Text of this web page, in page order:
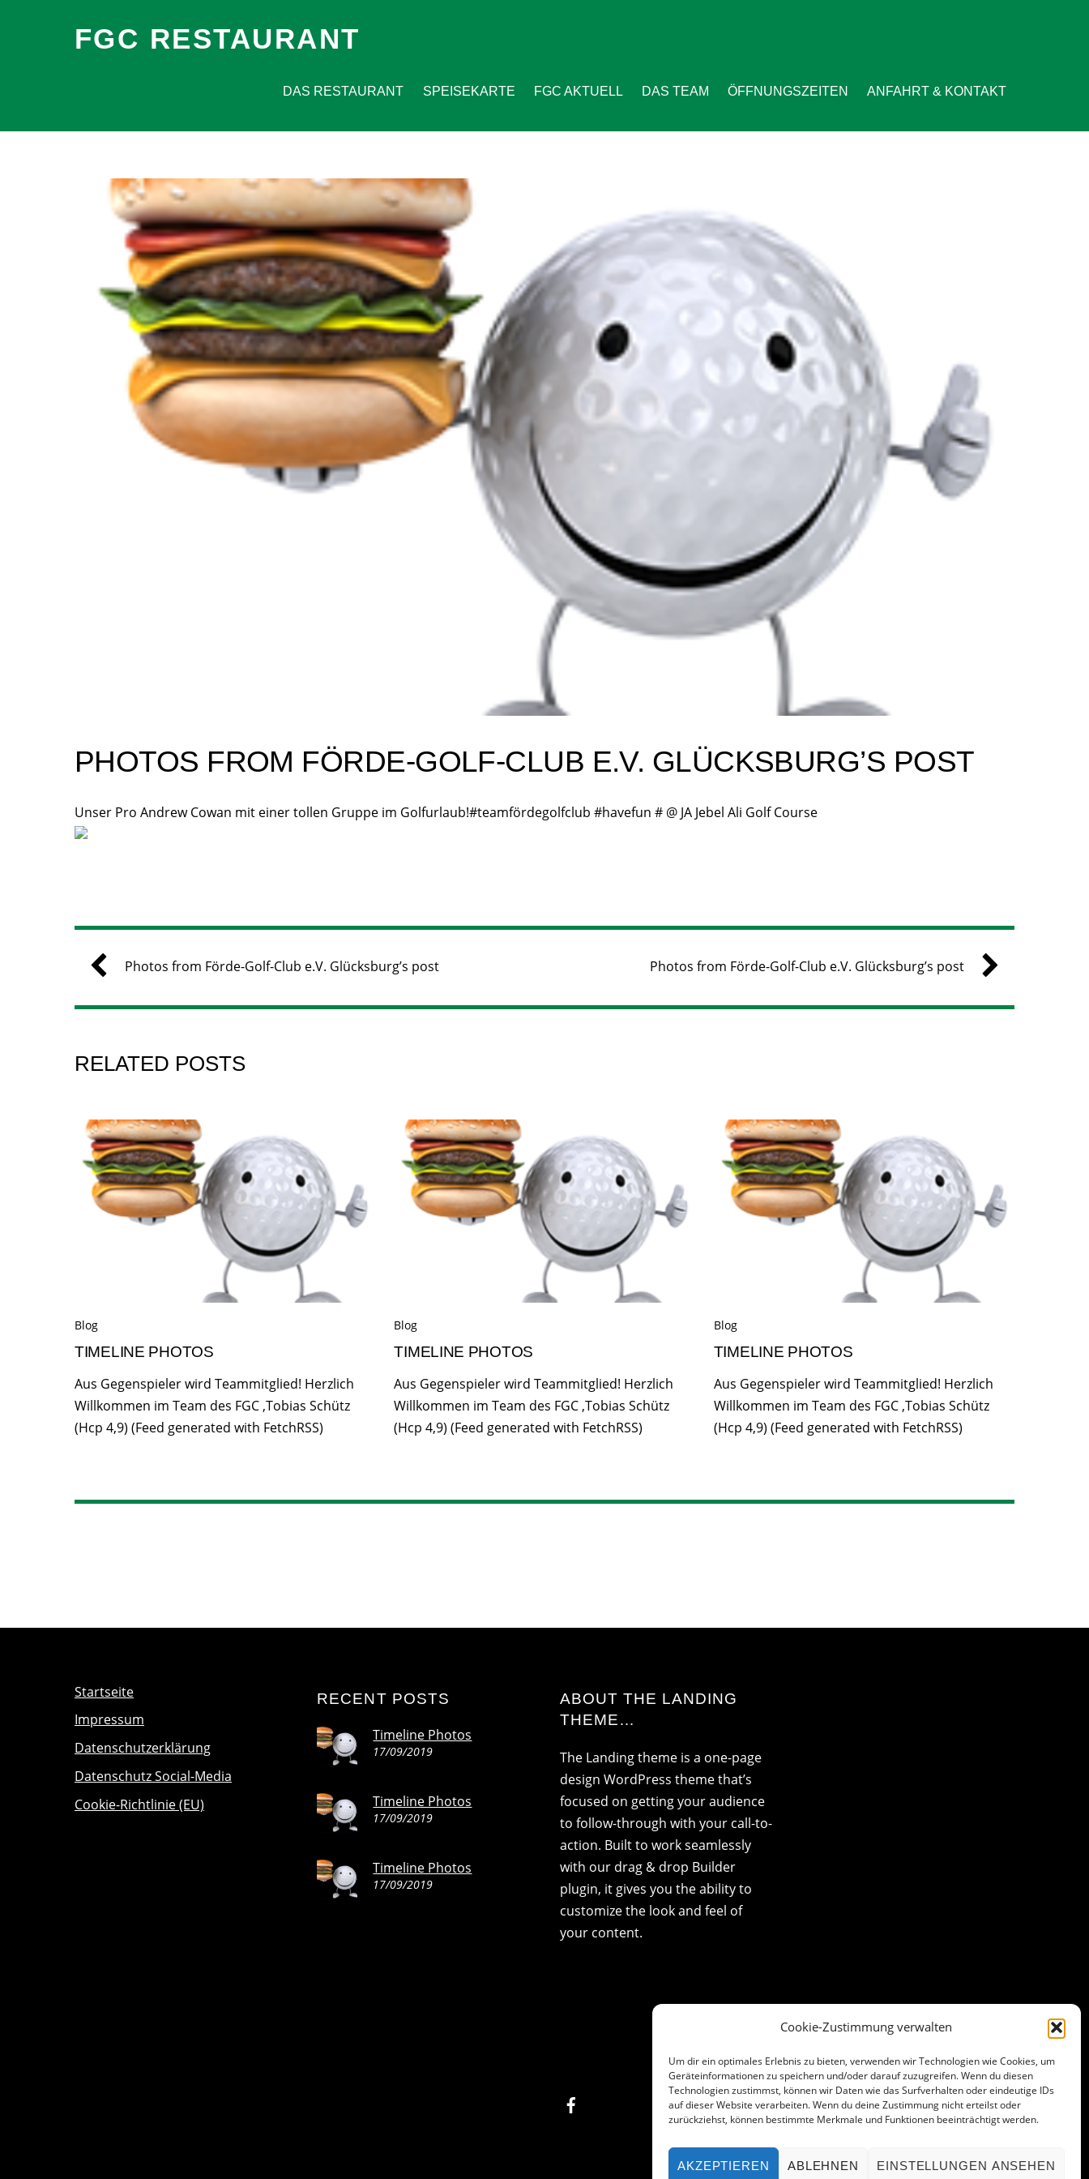
Cookie-Zustimmung verwalten
Um dir ein optimales Erlebnis zu bieten, verwenden wir Technologien wie Cookies, um
Geräteinformationen zu speichern und/oder darauf zuzugreifen. Wenn du diesen
Technologien zustimmst, können wir Daten wie das Surfverhalten oder eindeutige IDs
auf dieser Website verarbeiten. Wenn du deine Zustimmung nicht erteilst oder
zurückziehst, können bestimmte Merkmale und Funktionen beeinträchtigt werden.
AKZEPTIEREN ABLEHNEN EINSTELLUNGEN ANSEHEN
FGC RESTAURANT
DAS RESTAURANT SPEISEKARTE FGC AKTUELL DAS TEAM ÖFFNUNGSZEITEN ANFAHRT & KONTAKT
PHOTOS FROM FÖRDE-GOLF-CLUB E.V. GLÜCKSBURG’S POST
Unser Pro Andrew Cowan mit einer tollen Gruppe im Golfurlaub!#teamfördegolfclub #havefun # @ JA Jebel Ali Golf Course
Photos from Förde-Golf-Club e.V. Glücksburg’s post Photos from Förde-Golf-Club e.V. Glücksburg’s post
RELATED POSTS
Blog
TIMELINE PHOTOS
Aus Gegenspieler wird Teammitglied! Herzlich
Willkommen im Team des FGC ,Tobias Schütz
(Hcp 4,9) (Feed generated with FetchRSS)
Blog
TIMELINE PHOTOS
Aus Gegenspieler wird Teammitglied! Herzlich
Willkommen im Team des FGC ,Tobias Schütz
(Hcp 4,9) (Feed generated with FetchRSS)
Blog
TIMELINE PHOTOS
Aus Gegenspieler wird Teammitglied! Herzlich
Willkommen im Team des FGC ,Tobias Schütz
(Hcp 4,9) (Feed generated with FetchRSS)
Startseite
Impressum
Datenschutzerklärung
Datenschutz Social-Media
Cookie-Richtlinie (EU)
RECENT POSTS
Timeline Photos
17/09/2019
Timeline Photos
17/09/2019
Timeline Photos
17/09/2019
ABOUT THE LANDING
THEME…
The Landing theme is a one-page
design WordPress theme that’s
focused on getting your audience
to follow-through with your call-to-
action. Built to work seamlessly
with our drag & drop Builder
plugin, it gives you the ability to
customize the look and feel of
your content.